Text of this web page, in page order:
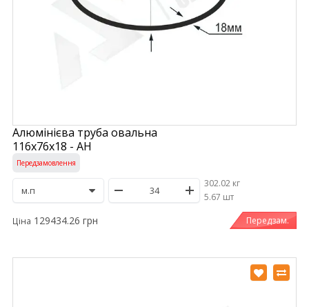
Алюмінієва труба овальна
116х76х18 - АН
Передзамовлення
302.02 кг
/5.67 шт
Ціна 129434.26 грн Передзам.